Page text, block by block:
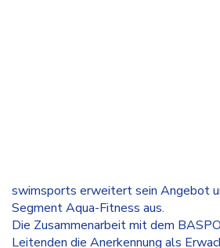
swimsports erweitert sein Angebot
Segment Aqua-Fitness aus.
Die Zusammenarbeit mit dem
Leitenden die Anerkennung als